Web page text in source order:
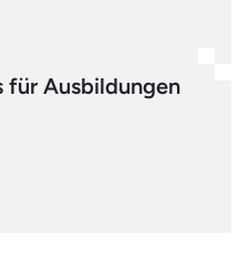
für Ausbildungen